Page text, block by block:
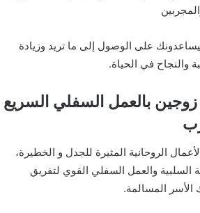
على الوصول إلى ما تريد وزيادة
في الحياة.
بالعمل السفلي السريع
الروحانية المثيرة للجدل و الخطيرة،
السلبية والعمل السفلي القوي لتفريق
الأسر المسالمة.